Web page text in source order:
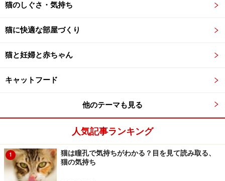
猫のしぐさ・気持ち
猫に快適な部屋づくり
猫と妊婦と赤ちゃん
キャットフード
他のテーマも見る
人気記事ランキング
1
猫は瞳孔で気持ちがわかる？目を見て読み取る、
猫の気持ち